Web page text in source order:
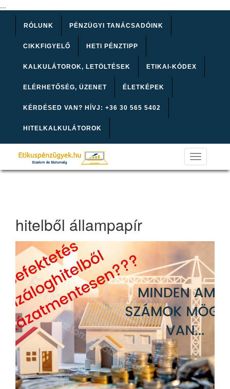
...
RÓLUNK PÉNZÜGYI TANÁCSADÓINK
CIKKFIGYELŐ HETI PÉNZTIPP
KALKULÁTOROK, LETÖLTÉSEK ETIKAI-KÓDEX
ELÉRHETŐSÉG, ÜZENET ÉLETKÉPEK
KÉRDÉSED VAN? HÍVJ: +36 30 565 5402
HITELKALKULÁTOROK
Toggle
navigation
hitelből állampapír